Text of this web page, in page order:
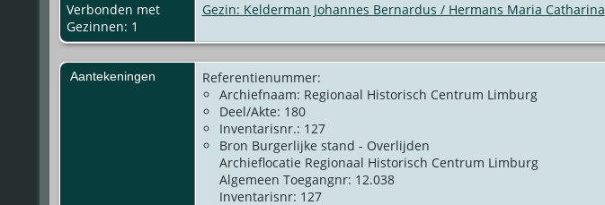
Verbonden met
Gezinnen: 1
Gezin: Kelderman Johannes Bernardus / Hermans Maria Catharina
Aantekeningen
Referentienummer:
Archiefnaam: Regionaal Historisch Centrum Limburg
Deel/Akte: 180
Inventarisnr.: 127
Bron Burgerlijke stand - Overlijden
Archieflocatie Regionaal Historisch Centrum Limburg
Algemeen Toegangnr: 12.038
Inventarisnr: 127